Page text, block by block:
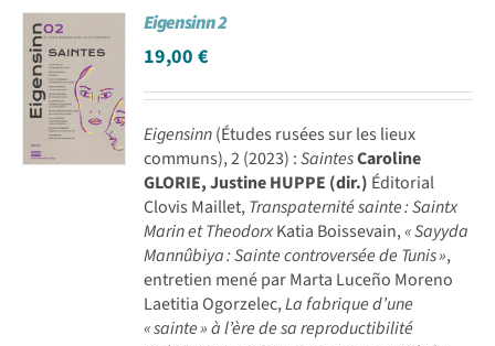
Achat en ligne
Panier WooCommerce
Eigensinn 2
19,00€
Eigensinn(Études rusées sur les lieux
communs), 2 (2023) :SaintesCaroline
GLORIE, Justine HUPPE (dir.) Éditorial
Clovis Maillet,Transpaternité sainte : Saintx
Marin et TheodorxKatia Boissevain,« Sayyda
Mannûbiya : Sainte controversée de Tunis »,
entretien mené par Marta Luceño Moreno
Laetitia Ogorzelec,La fabrique d’une
« sainte » à l’ère de sa reproductibilité